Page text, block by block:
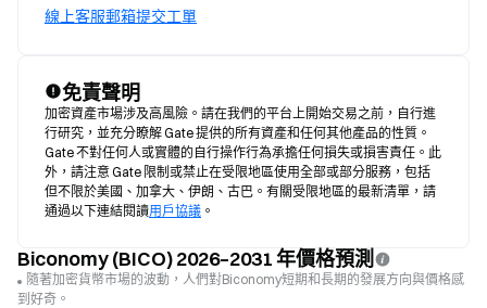
線上客服郵箱提交工單
免責聲明
加密資產市場涉及高風險。請在我們的平台上開始交易之前，自行進
行研究，並充分瞭解 Gate 提供的所有資產和任何其他產品的性質。
Gate 不對任何人或實體的自行操作行為承擔任何損失或損害責任。此
外，請注意 Gate 限制或禁止在受限地區使用全部或部分服務，包括
但不限於美國、加拿大、伊朗、古巴。有關受限地區的最新清單，請
通過以下連結閱讀用戶協議 。
Biconomy (BICO) 2026–2031 年價格預測
隨著加密貨幣市場的波動，人們對Biconomy短期和長期的發展方向與價格感
到好奇。